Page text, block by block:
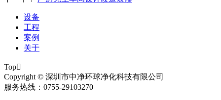
设备
工程
案例
关于
Top
Copyright © 深圳市中净环球净化科技有限公司
服务热线：0755-29103270